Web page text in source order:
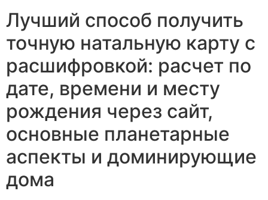
Лучший способ получить
точную натальную карту с
расшифровкой: расчет по
дате, времени и месту
рождения через сайт,
основные планетарные
аспекты и доминирующие
дома